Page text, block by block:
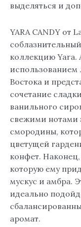
выделяться и
YARA CANDY от
коллекцию Yara.
использованием
Востока и
сочетание
ванильного
свежими нотами
смородины,
цветущей
конфет. Наконец,
которую ему
мускус и амбра.
идеально
аромат.